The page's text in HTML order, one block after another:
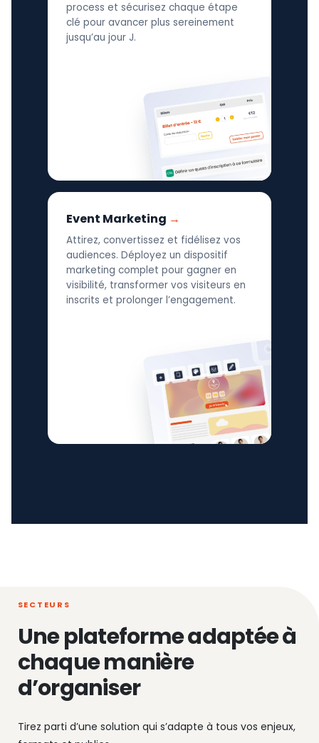
process et sécurisez chaque étape
clé pour avancer plus sereinement
jusqu’au jour J.
Event Marketing
Attirez, convertissez et fidélisez vos
audiences. Déployez un dispositif
marketing complet pour gagner en
visibilité, transformer vos visiteurs en
inscrits et prolonger l’engagement.
SECTEURS
Une plateforme adaptée à
chaque manière
d’organiser
Tirez parti d’une solution qui s’adapte à tous vos enjeux,